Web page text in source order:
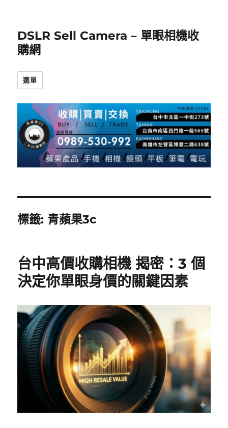
DSLR Sell Camera – 單眼相機收
購網
選單
標籤: 青蘋果3c
台中高價收購相機 揭密：3 個
決定你單眼身價的關鍵因素